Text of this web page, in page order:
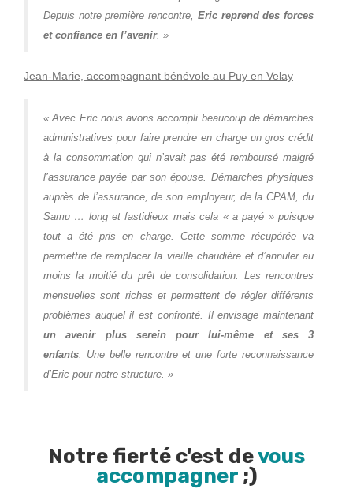
Depuis notre première rencontre, Eric reprend des forces
et confiance en l’avenir. »
Jean-Marie, accompagnant bénévole au Puy en Velay
« Avec Eric nous avons accompli beaucoup de démarches
administratives pour faire prendre en charge un gros crédit
à la consommation qui n’avait pas été remboursé malgré
l’assurance payée par son épouse. Démarches physiques
auprès de l’assurance, de son employeur, de la CPAM, du
Samu … long et fastidieux mais cela « a payé » puisque
tout a été pris en charge. Cette somme récupérée va
permettre de remplacer la vieille chaudière et d’annuler au
moins la moitié du prêt de consolidation. Les rencontres
mensuelles sont riches et permettent de régler différents
problèmes auquel il est confronté. Il envisage maintenant
un avenir plus serein pour lui-même et ses 3
enfants
Une belle rencontre et une forte reconnaissance
d’Eric pour notre structure. »
Notre fierté c'est devous
accompagner;)